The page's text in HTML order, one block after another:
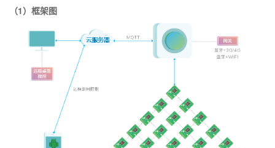
（1）框架图